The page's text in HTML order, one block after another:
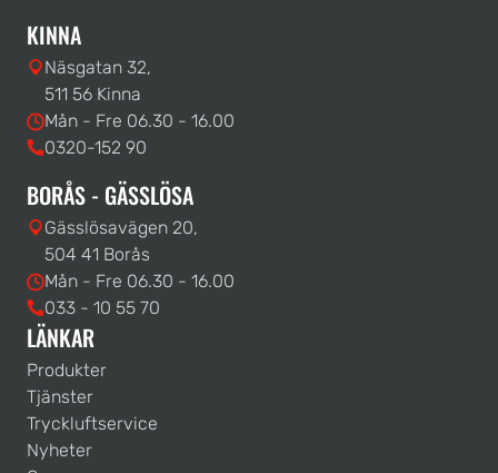
KINNA
Näsgatan 32,
511 56 Kinna
Mån - Fre 06.30 - 16.00
0320-152 90
BORÅS - GÄSSLÖSA
Gässlösavägen 20,
504 41 Borås
Mån - Fre 06.30 - 16.00
033 - 10 55 70
LÄNKAR
Produkter
Tjänster
Tryckluftservice
Nyheter